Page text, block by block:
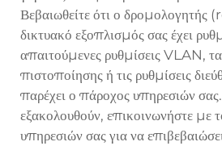
Βεβαιωθείτε ότι ο δρομολογητής
δικτυακό εξοπλισμός σας έχει
απαιτούμενες ρυθμίσεις VLAN,
πιστοποίησης ή τις ρυθμίσεις
παρέχει ο πάροχος υπηρεσιών
εξακολουθούν, επικοινωνήστε με
υπηρεσιών σας για να